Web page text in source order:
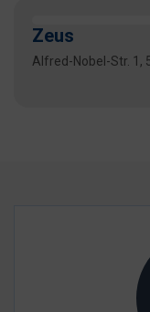
Zeus
Alfred-Nobel-Str. 1,